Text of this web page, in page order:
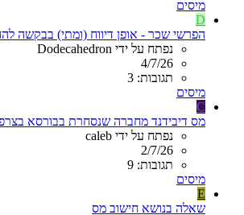
מיסים
D
הפרשי שכר - אופן דיווח (ומתי) בבקשה
נפתח על ידי Dodecahedron
4/7/26
תגובות: 3
מיסים
C
מס דיבידנד מחברה שנסחרת בבורסא
נפתח על ידי caleb
2/7/26
תגובות: 9
מיסים
E
שאלה בנושא חישוב מס